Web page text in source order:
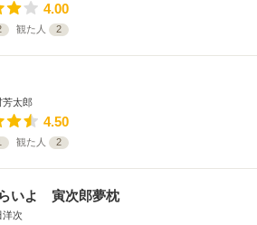
4.00
観た人 2
芳太郎
4.50
観た人 2
いよ 寅次郎夢枕
洋次